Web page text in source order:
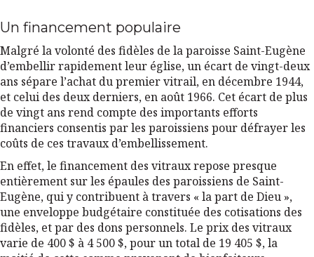
Un financement populaire
Malgré la volonté des fidèles de la paroisse Saint-Eugène
d’embellir rapidement leur église, un écart de vingt-deux
ans sépare l’achat du premier vitrail, en décembre 1944,
et celui des deux derniers, en août 1966. Cet écart de plus
de vingt ans rend compte des importants efforts
financiers consentis par les paroissiens pour défrayer les
coûts de ces travaux d’embellissement.
En effet, le financement des vitraux repose presque
entièrement sur les épaules des paroissiens de Saint-
Eugène, qui y contribuent à travers « la part de Dieu »,
une enveloppe budgétaire constituée des cotisations des
fidèles, et par des dons personnels. Le prix des vitraux
varie de 400 $ à 4 500 $, pour un total de 19 405 $, la